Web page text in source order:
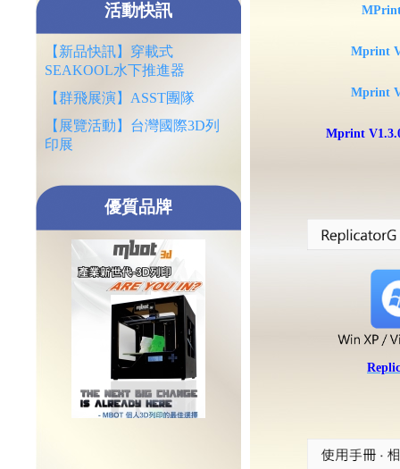
活動快訊
【新品快訊】穿載式
SEAKOOL水下推進器
【群飛展演】ASST團隊
【展覽活動】台灣國際3D列
印展
優質品牌
Mprint
Mprint
Mprint